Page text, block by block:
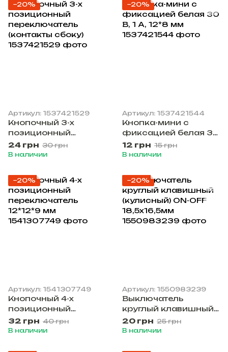
−20%
Артикул: 1537421529
Кнопочный 3-х
позиционный
переключатель
(контакты сбоку)
24 грн 30 грн
В наличии
−20%
Артикул: 1537421544
Кнопка-мини с
фиксацией белая 30
В, 1 А, 12*8 мм
12 грн 15 грн
В наличии
−20%
Артикул: 1541307749
Кнопочный 4-х
позиционный
переключатель
12*12*9 мм
32 грн 40 грн
В наличии
−20%
Артикул: 1550983239
Выключатель
круглый клавишный
(кулисный) ON-OFF
18,5х16,5мм
20 грн 25 грн
В наличии